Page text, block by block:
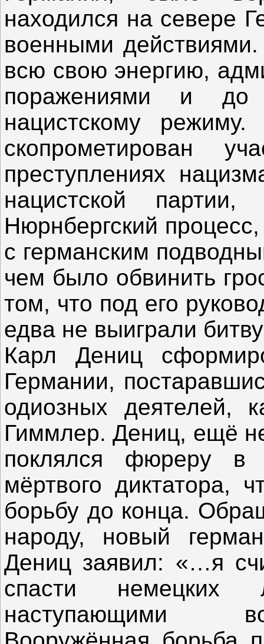
находился на севере
военными
всю свою энергию,
поражениями и до
нацистскому
скопрометирован
преступлениях
нацистской
Нюрнбергский
с германским
чем было обвинить
том, что под его
едва не выиграли
Карл Дениц
Германии,
одиозных деятелей,
Гиммлер. Дениц, ещё
поклялся фюреру в
мёртвого диктатора,
борьбу до конца.
народу, новый
Дениц заявил: «…я
спасти немецких
наступающими